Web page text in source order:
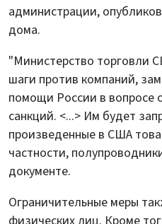
администрации,
дома.
"Министерство торговли
шаги против компаний,
помощи России в вопросе
санкций. <...> Им будет
произведенные в США
частности,
документе.
Ограничительные меры